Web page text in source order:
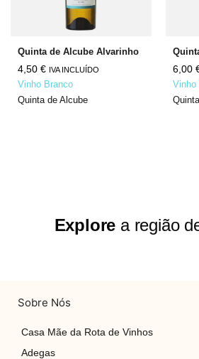
Quinta de Alcube Alvarinho
4,50 € IVA INCLUÍDO
Vinho Branco
Quinta de Alcube
6,00
Vinho
Explore a região
Sobre Nós
Casa Mãe da Rota de Vinhos
Adegas